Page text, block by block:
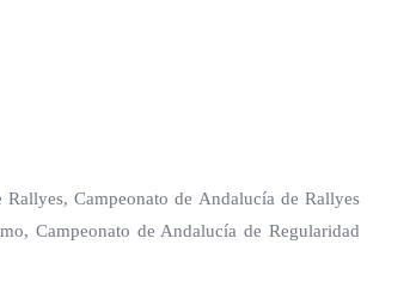
Campeonato de Andalucía de Rallyes
Campeonato de Andalucía de Regularidad